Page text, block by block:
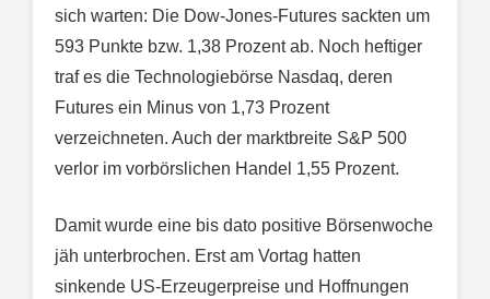
sich warten: Die Dow-Jones-Futures sackten um
593 Punkte bzw. 1,38 Prozent ab. Noch heftiger
traf es die Technologiebörse Nasdaq, deren
Futures ein Minus von 1,73 Prozent
verzeichneten. Auch der marktbreite S&P 500
verlor im vorbörslichen Handel 1,55 Prozent.
Damit wurde eine bis dato positive Börsenwoche
jäh unterbrochen. Erst am Vortag hatten
sinkende US-Erzeugerpreise und Hoffnungen